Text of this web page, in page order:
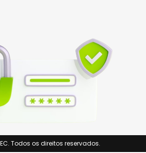
Todos os direitos reservados.